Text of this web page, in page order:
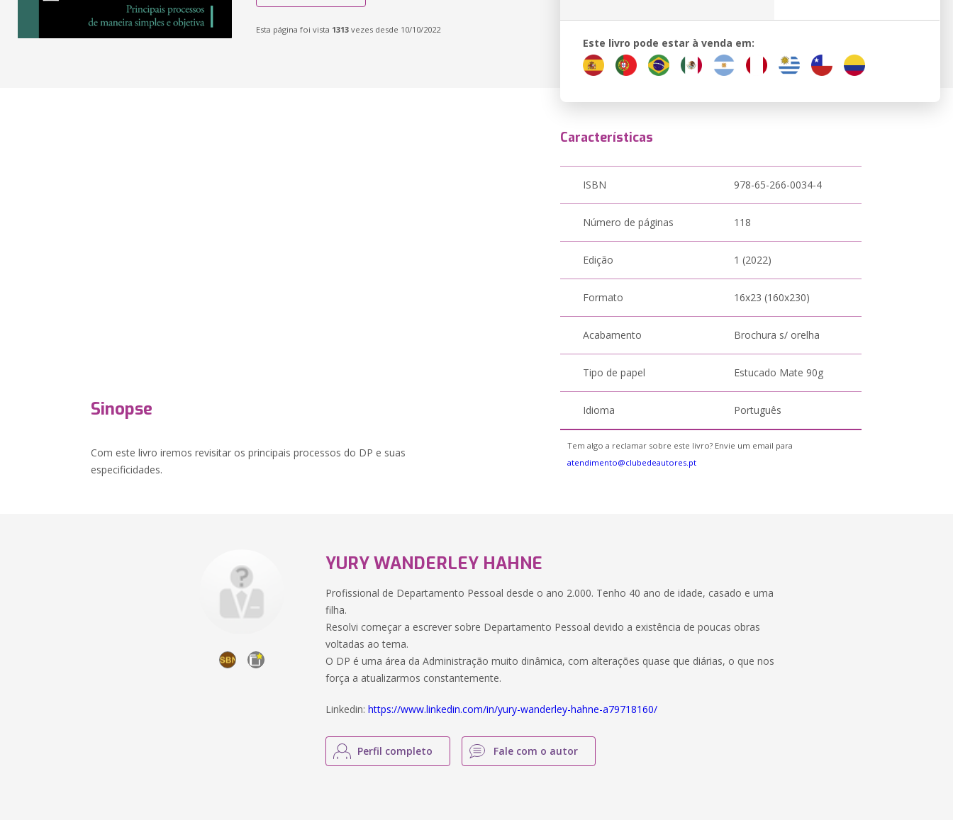
Esta página foi vista 1313 vezes desde 10/10/2022
Este livro pode estar à venda em:
Sinopse
Com este livro iremos revisitar os principais processos do DP e suas
especificidades.
Características
ISBN 978-65-266-0034-4
Número de páginas 118
Edição 1 (2022)
Formato 16x23 (160x230)
Acabamento Brochura s/ orelha
Tipo de papel Estucado Mate 90g
Idioma Português
Tem algo a reclamar sobre este livro? Envie um email para
atendimento@clubedeautores.pt
YURY WANDERLEY HAHNE
Profissional de Departamento Pessoal desde o ano 2.000. Tenho 40 ano de idade, casado e uma
filha.
Resolvi começar a escrever sobre Departamento Pessoal devido a existência de poucas obras
voltadas ao tema.
O DP é uma área da Administração muito dinâmica, com alterações quase que diárias, o que nos
força a atualizarmos constantemente.
Linkedin:https://www.linkedin.com/in/yury-wanderley-hahne-a79718160/
Perfil completo Fale com o autor